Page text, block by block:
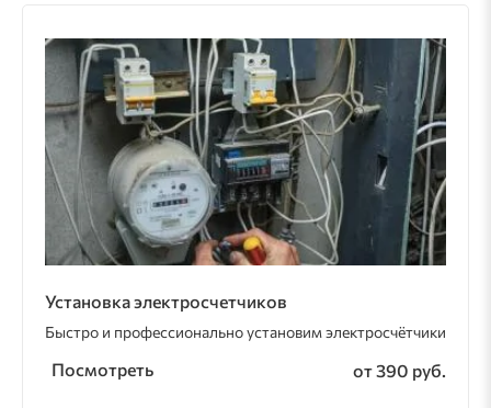
Установка электросчетчиков
Быстро и профессионально установим электросчётчики
Посмотреть от 390 руб.